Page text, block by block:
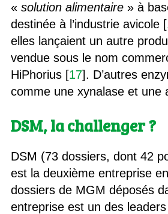
« solution alimentaire» à
destinée à l’industrie avicole [
elles lançaient un autre
vendue sous le nom
HiPhorius [17]. D’autres
comme une xynalase et une
DSM, la challenger ?
DSM (73 dossiers, dont 42
est la deuxième entreprise
dossiers de MGM déposés
entreprise est un des